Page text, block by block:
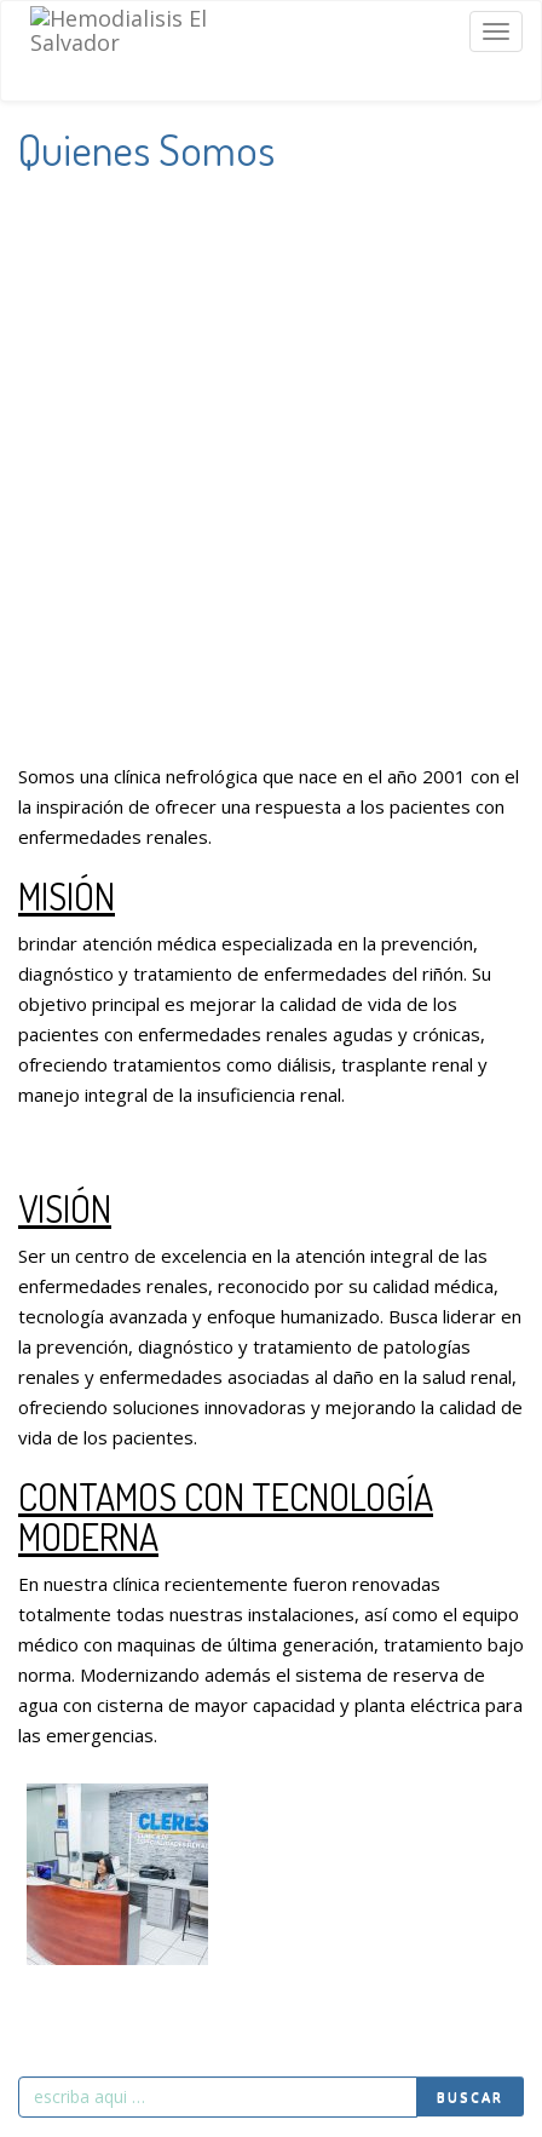
Quienes Somos
Somos una clínica nefrológica que nace en el año 2001 con el
la inspiración de ofrecer una respuesta a los pacientes con
enfermedades renales.
MISIÓN
brindar atención médica especializada en la prevención,
diagnóstico y tratamiento de enfermedades del riñón. Su
objetivo principal es mejorar la calidad de vida de los
pacientes con enfermedades renales agudas y crónicas,
ofreciendo tratamientos como diálisis, trasplante renal y
manejo integral de la insuficiencia renal.
VISIÓN
Ser un centro de excelencia en la atención integral de las
enfermedades renales, reconocido por su calidad médica,
tecnología avanzada y enfoque humanizado. Busca liderar en
la prevención, diagnóstico y tratamiento de patologías
renales y enfermedades asociadas al daño en la salud renal,
ofreciendo soluciones innovadoras y mejorando la calidad de
vida de los pacientes.
CONTAMOS CON TECNOLOGÍA
MODERNA
En nuestra clínica recientemente fueron renovadas
totalmente todas nuestras instalaciones, así como el equipo
médico con maquinas de última generación, tratamiento bajo
norma. Modernizando además el sistema de reserva de
agua con cisterna de mayor capacidad y planta eléctrica para
las emergencias.
Search
for
BUSCAR